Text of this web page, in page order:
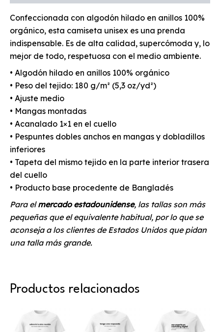
Confeccionada con algodón hilado en anillos 100%
orgánico, esta camiseta unisex es una prenda
indispensable. Es de alta calidad, supercómoda y, lo
mejor de todo, respetuosa con el medio ambiente.
• Algodón hilado en anillos 100% orgánico
• Peso del tejido: 180 g/m² (5,3 oz/yd²)
• Ajuste medio
• Mangas montadas
• Acanalado 1×1 en el cuello
• Pespuntes dobles anchos en mangas y dobladillos
inferiores
• Tapeta del mismo tejido en la parte interior trasera
del cuello
• Producto base procedente de Bangladés
Para elmercado estadounidense, las tallas son más
pequeñas que el equivalente habitual, por lo que se
aconseja a los clientes de Estados Unidos que pidan
una talla más grande.
Productos relacionados
producto
producto
producto